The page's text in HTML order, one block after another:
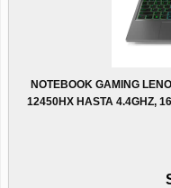
NOTEBOOK GAMING
12450HX HASTA 4.4GHZ,